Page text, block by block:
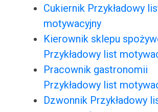
Cukiernik Przykładowy
motywacyjny
Kierownik sklepu
Przykładowy list
Pracownik gastronomii
Przykładowy list
Dzwonnik Przykładowy